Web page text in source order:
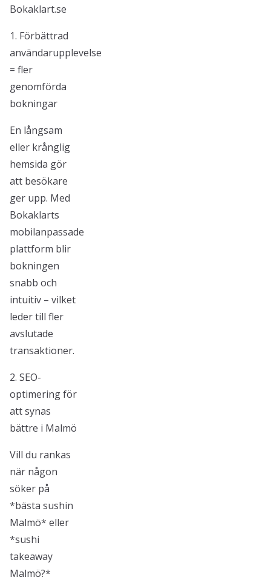
Bokaklart.se
1. Förbättrad
användarupplevelse
= fler
genomförda
bokningar
En långsam
eller krånglig
hemsida gör
att besökare
ger upp. Med
Bokaklarts
mobilanpassade
plattform blir
bokningen
snabb och
intuitiv – vilket
leder till fler
avslutade
transaktioner.
2. SEO-
optimering för
att synas
bättre i Malmö
Vill du rankas
när någon
söker på
*bästa sushin
Malmö* eller
*sushi
takeaway
Malmö?*